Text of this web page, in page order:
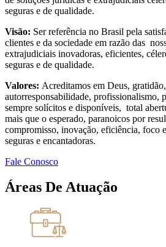
seguras e de qualidade.
Visão: Ser referência no Brasil pela
clientes e da sociedade em razão das
extrajudiciais inovadoras, eficientes,
seguras e de qualidade.
Valores: Acreditamos em Deus,
autorresponsabilidade, profissionalismo,
sempre solícitos e disponíveis, total
mais que o esperado, paranoicos por
compromisso, inovação, eficiência, foco
seguras e encantadoras.
Fale Conosco
Áreas De Atuação